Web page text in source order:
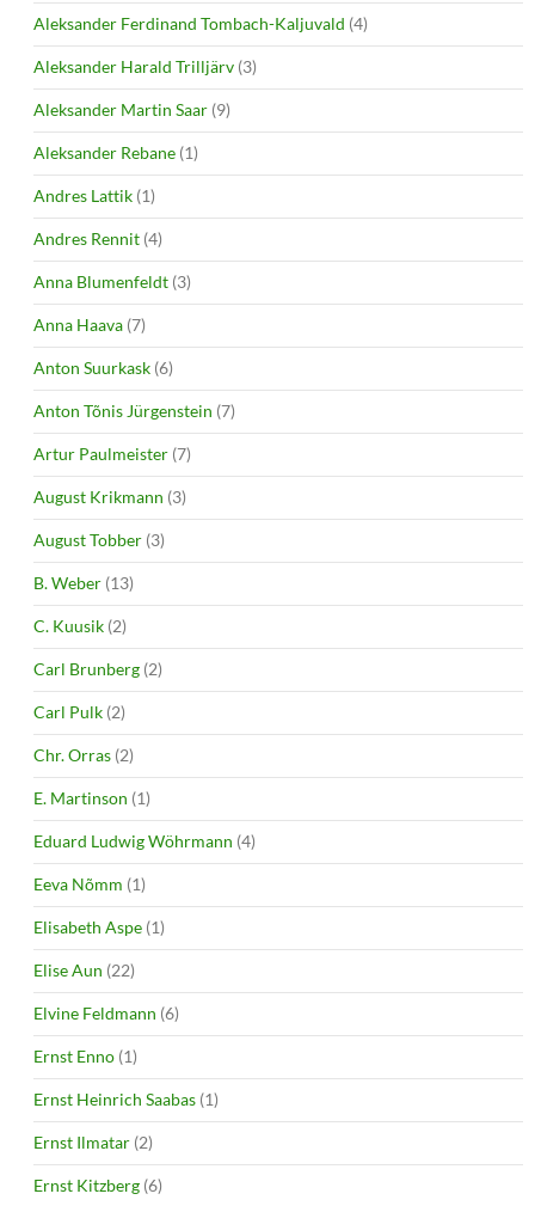
Aleksander Ferdinand Tombach-Kaljuvald (4)
Aleksander Harald Trilljärv (3)
Aleksander Martin Saar (9)
Aleksander Rebane (1)
Andres Lattik (1)
Andres Rennit (4)
Anna Blumenfeldt (3)
Anna Haava (7)
Anton Suurkask (6)
Anton Tõnis Jürgenstein (7)
Artur Paulmeister (7)
August Krikmann (3)
August Tobber (3)
B. Weber (13)
C. Kuusik (2)
Carl Brunberg (2)
Carl Pulk (2)
Chr. Orras (2)
E. Martinson (1)
Eduard Ludwig Wöhrmann (4)
Eeva Nõmm (1)
Elisabeth Aspe (1)
Elise Aun (22)
Elvine Feldmann (6)
Ernst Enno (1)
Ernst Heinrich Saabas (1)
Ernst Ilmatar (2)
Ernst Kitzberg (6)